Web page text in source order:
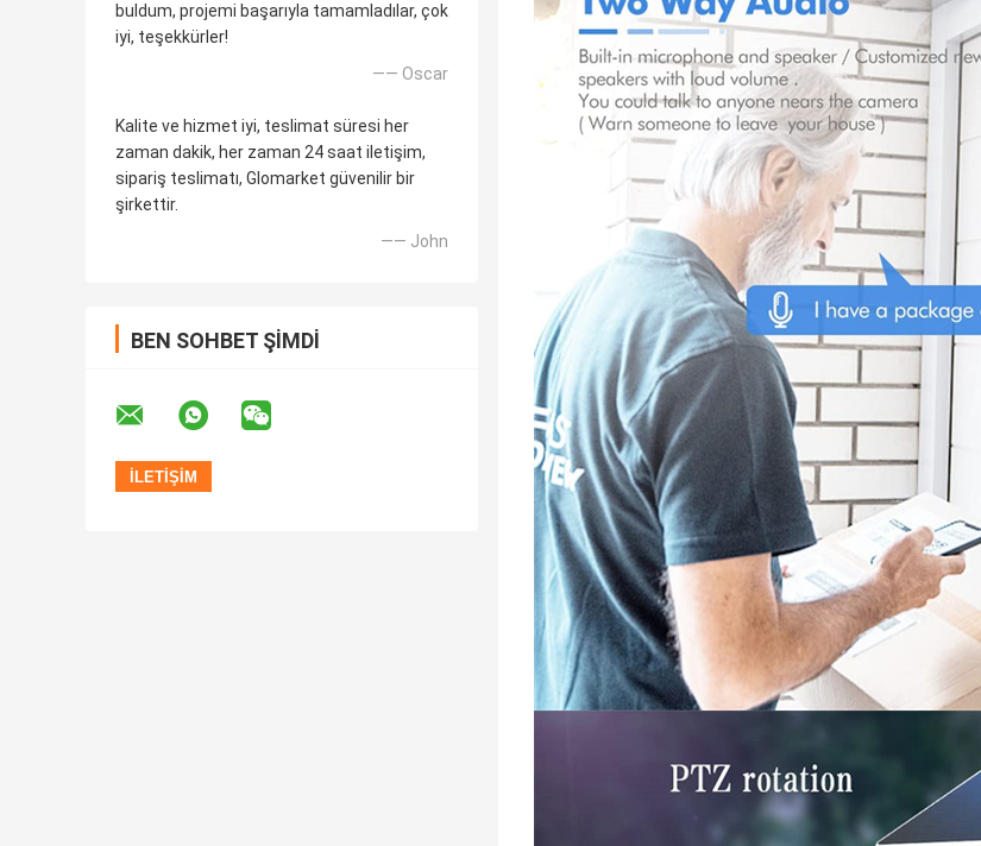
buldum, projemi başarıyla tamamladılar, çok
iyi, teşekkürler!
—— Oscar
Kalite ve hizmet iyi, teslimat süresi her
zaman dakik, her zaman 24 saat iletişim,
sipariş teslimatı, Glomarket güvenilir bir
şirkettir.
—— John
BEN SOHBET ŞIMDI